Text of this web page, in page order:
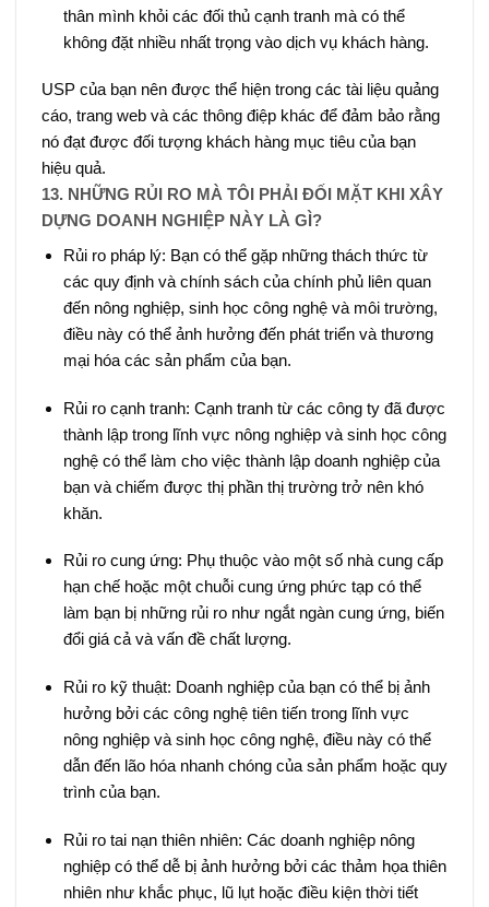
thân mình khỏi các đối thủ cạnh tranh mà có thể
không đặt nhiều nhất trọng vào dịch vụ khách hàng.
USP của bạn nên được thể hiện trong các tài liệu quảng
cáo, trang web và các thông điệp khác để đảm bảo rằng
nó đạt được đối tượng khách hàng mục tiêu của bạn
hiệu quả.
13. NHỮNG RỦI RO MÀ TÔI PHẢI ĐỐI MẶT KHI XÂY
DỰNG DOANH NGHIỆP NÀY LÀ GÌ?
Rủi ro pháp lý: Bạn có thể gặp những thách thức từ
các quy định và chính sách của chính phủ liên quan
đến nông nghiệp, sinh học công nghệ và môi trường,
điều này có thể ảnh hưởng đến phát triển và thương
mại hóa các sản phẩm của bạn.
Rủi ro cạnh tranh: Cạnh tranh từ các công ty đã được
thành lập trong lĩnh vực nông nghiệp và sinh học công
nghệ có thể làm cho việc thành lập doanh nghiệp của
bạn và chiếm được thị phần thị trường trở nên khó
khăn.
Rủi ro cung ứng: Phụ thuộc vào một số nhà cung cấp
hạn chế hoặc một chuỗi cung ứng phức tạp có thể
làm bạn bị những rủi ro như ngắt ngàn cung ứng, biến
đổi giá cả và vấn đề chất lượng.
Rủi ro kỹ thuật: Doanh nghiệp của bạn có thể bị ảnh
hưởng bởi các công nghệ tiên tiến trong lĩnh vực
nông nghiệp và sinh học công nghệ, điều này có thể
dẫn đến lão hóa nhanh chóng của sản phẩm hoặc quy
trình của bạn.
Rủi ro tai nạn thiên nhiên: Các doanh nghiệp nông
nghiệp có thể dễ bị ảnh hưởng bởi các thảm họa thiên
nhiên như khắc phục, lũ lụt hoặc điều kiện thời tiết